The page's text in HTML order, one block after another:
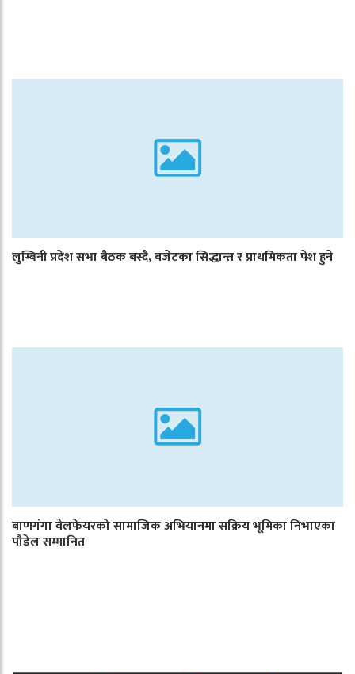
लुम्बिनी प्रदेश सभा बैठक बस्दै, बजेटका सिद्धान्त र प्राथमिकता पेश हुने
बाणगंगा वेलफेयरको सामाजिक अभियानमा सक्रिय भूमिका निभाएका
पौडेल सम्मानित